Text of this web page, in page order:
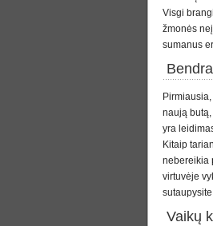
Visgi
žmonės
sumanus
naują
yra
Kitaip
nebereikia
virtuvėje
Vaikų